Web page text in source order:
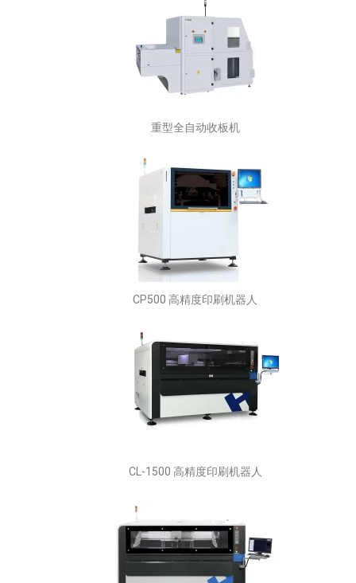
重型全自动收板机
CP500 高精度印刷机器人
CL-1500 高精度印刷机器人